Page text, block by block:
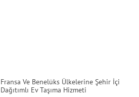
Fransa Ve Benelüks Ülkelerine Şehir İçi
Dağıtımlı Ev Taşıma Hizmeti